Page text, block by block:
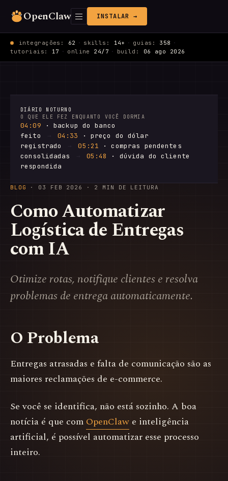
OpenClaw INSTALAR →
integrações: 62 · skills: 14+ · guias: 358 ·
tutoriais: 17 · online 24/7 · build: 06 ago 2026
DIÁRIO NOTURNO
O QUE ELE FEZ ENQUANTO VOCÊ DORMIA
04:09 · backup do banco
feito
04:33 · preço do dólar
registrado
05:21 · compras pendentes
consolidadas
05:48
· dúvida do cliente
respondida
BLOG · 03 FEB 2026 · 2 MIN DE LEITURA
Como Automatizar
Logística de Entregas
com IA
Otimize rotas, notifique clientes e resolva
problemas de entrega automaticamente.
O Problema
Entregas atrasadas e falta de comunicação são as
maiores reclamações de e-commerce.
Se você se identifica, não está sozinho. A boa
notícia é que com OpenClaw e inteligência
artificial, é possível automatizar esse processo
inteiro.